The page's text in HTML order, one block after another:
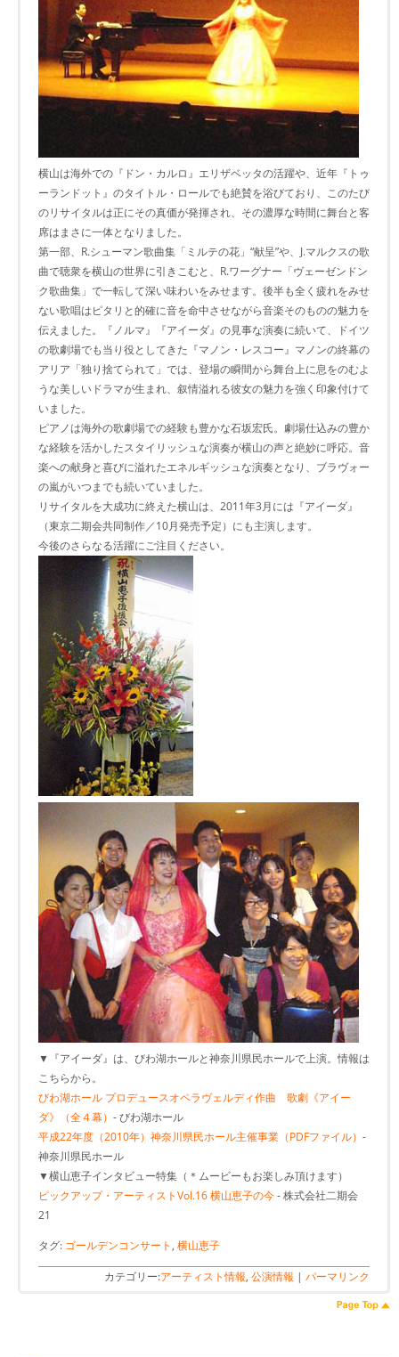
横山は海外での『ドン・カルロ』エリザベッタの活躍や、近年『トゥ
ーランドット』のタイトル・ロールでも絶賛を浴びており、このたび
のリサイタルは正にその真価が発揮され、その濃厚な時間に舞台と客
席はまさに一体となりました。
第一部、R.シューマン歌曲集「ミルテの花」“献呈”や、J.マルクスの歌
曲で聴衆を横山の世界に引きこむと、R.ワーグナー「ヴェーゼンドン
ク歌曲集」で一転して深い味わいをみせます。後半も全く疲れをみせ
ない歌唱はピタリと的確に音を命中させながら音楽そのものの魅力を
伝えました。『ノルマ』『アイーダ』の見事な演奏に続いて、ドイツ
の歌劇場でも当り役としてきた『マノン・レスコー』マノンの終幕の
アリア「独り捨てられて」では、登場の瞬間から舞台上に息をのむよ
うな美しいドラマが生まれ、叙情溢れる彼女の魅力を強く印象付けて
いました。
ピアノは海外の歌劇場での経験も豊かな石坂宏氏。劇場仕込みの豊か
な経験を活かしたスタイリッシュな演奏が横山の声と絶妙に呼応。音
楽への献身と喜びに溢れたエネルギッシュな演奏となり、ブラヴォー
の嵐がいつまでも続いていました。
リサイタルを大成功に終えた横山は、2011年3月には『アイーダ』
（東京二期会共同制作／10月発売予定）にも主演します。
今後のさらなる活躍にご注目ください。
▼『アイーダ』は、びわ湖ホールと神奈川県民ホールで上演。情報は
こちらから。
びわ湖ホール プロデュースオペラヴェルディ作曲 歌劇《アイー
ダ》（全４幕） - びわ湖ホール
平成22年度（2010年）神奈川県民ホール主催事業（PDFファイル） -
神奈川県民ホール
▼横山恵子インタビュー特集（＊ムービーもお楽しみ頂けます）
ピックアップ・アーティストVol.16 横山恵子の今- 株式会社二期会
21
タグ: ゴールデンコンサート, 横山恵子
カテゴリー:アーティスト情報, 公演情報 | パーマリンク